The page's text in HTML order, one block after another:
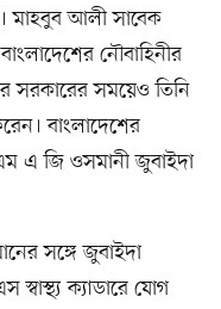
মাহবুব আলী সাবেক
নৌবাহিনীর
সরকারের সময়েও তিনি
বাংলাদেশের
এম এ জি ওসমানী জুবাইদা
সঙ্গে জুবাইদা
ক্যাডারে যোগ